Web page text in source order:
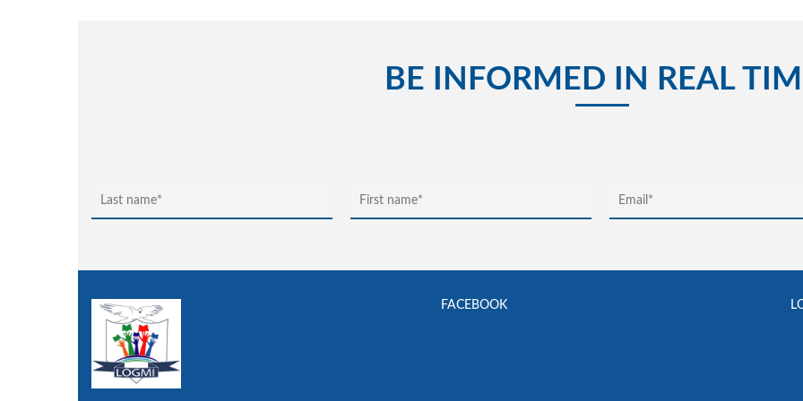
BE INFORMED IN REAL
FACEBOOK